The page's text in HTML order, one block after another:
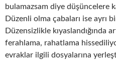
bulamazsam diye düşüncelere
Düzenli olma çabaları ise ayrı
Düzensizlikle kıyaslandığında
ferahlama, rahatlama
evraklar ilgili dosyalarına